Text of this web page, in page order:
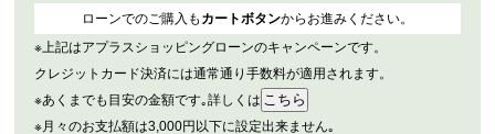
ローンでのご購入も カートボタンからお進みください。
※上記はアプラスショッピングローンのキャンペーンです。
クレジットカード決済には通常通り手数料が適用されます。
※あくまでも目安の金額です｡詳しくは
※月々のお支払額は3,000円以下に設定出来ません｡